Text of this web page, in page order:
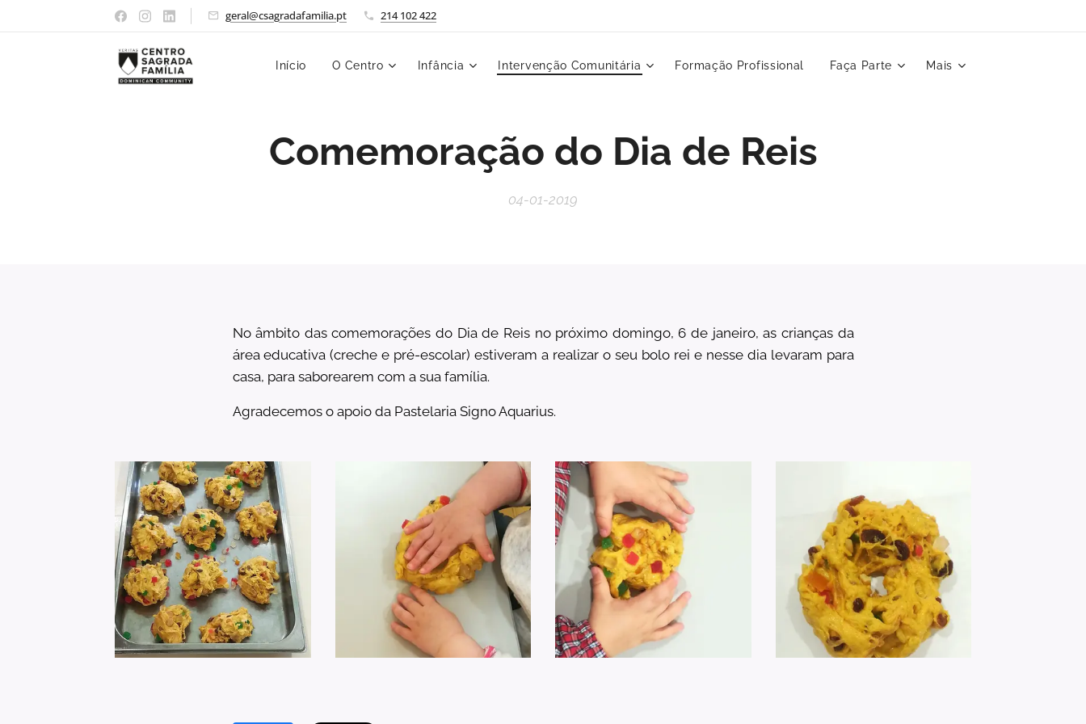
geral@csagradafamilia.pt 214 102 422
Início O Centro Infância Intervenção Comunitária Formação Profissional Faça Parte Mais
Comemoração do Dia de Reis
04-01-2019
No âmbito das comemorações do Dia de Reis no próximo domingo, 6 de janeiro, as crianças da
área educativa (creche e pré-escolar) estiveram a realizar o seu bolo rei e nesse dia levaram para
casa, para saborearem com a sua família.
Agradecemos o apoio da Pastelaria Signo Aquarius.